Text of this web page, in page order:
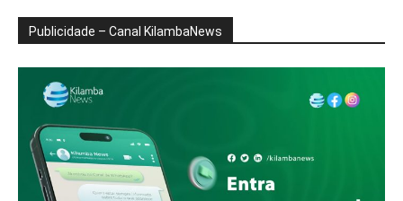
Publicidade – Canal KilambaNews